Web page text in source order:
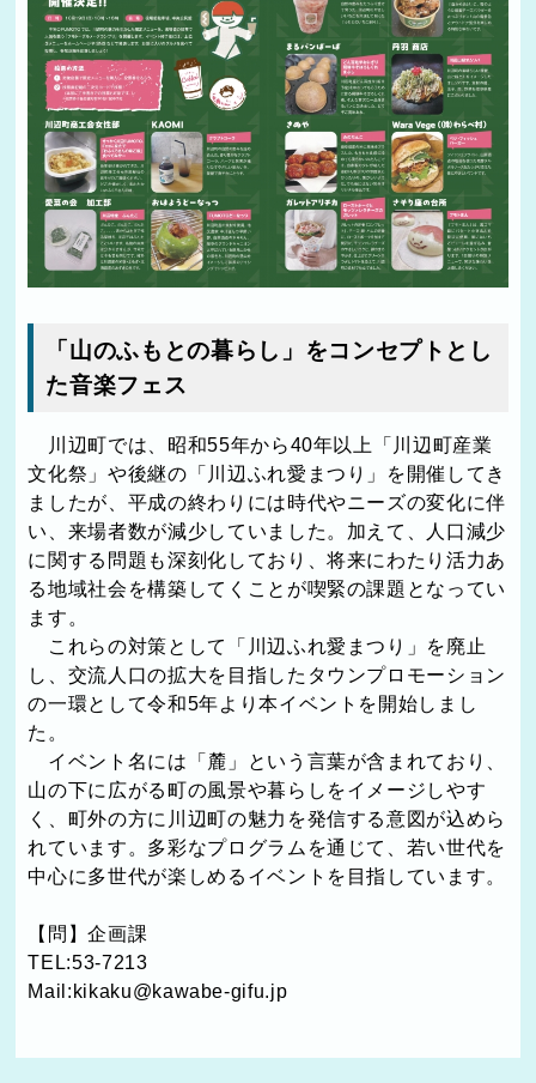
「山のふもとの暮らし」をコンセプトとし
た音楽フェス
川辺町では、昭和55年から40年以上「川辺町産業
文化祭」や後継の「川辺ふれ愛まつり」を開催してき
ましたが、平成の終わりには時代やニーズの変化に伴
い、来場者数が減少していました。加えて、人口減少
に関する問題も深刻化しており、将来にわたり活力あ
る地域社会を構築してくことが喫緊の課題となってい
ます。
これらの対策として「川辺ふれ愛まつり」を廃止
し、交流人口の拡大を目指したタウンプロモーション
の一環として令和5年より本イベントを開始しまし
た。
イベント名には「麓」という言葉が含まれており、
山の下に広がる町の風景や暮らしをイメージしやす
く、町外の方に川辺町の魅力を発信する意図が込めら
れています。多彩なプログラムを通じて、若い世代を
中心に多世代が楽しめるイベントを目指しています。
【問】企画課
TEL:53-7213
Mail:kikaku@kawabe-gifu.jp